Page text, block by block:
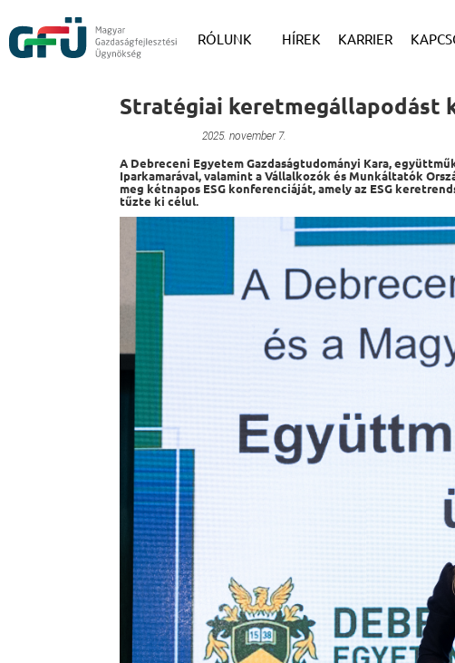
RÓLUNK HÍREK KARRIER
Stratégiai keretmegállapodást
2025. november 7.
A Debreceni Egyetem Gazdaságtudományi Kara,
Iparkamarával, valamint a Vállalkozók és Munkáltatók
meg kétnapos ESG konferenciáját, amely az ESG
tűzte ki célul.